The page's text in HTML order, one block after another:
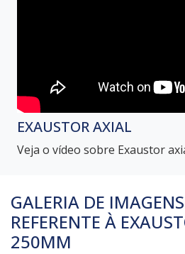
EXAUSTOR AXIAL
Veja o vídeo sobre Exaustor
GALERIA DE
REFERENTE À
250MM